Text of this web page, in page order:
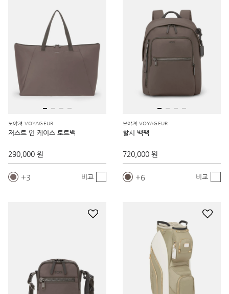
보야져 VOYAGEUR
저스트 인 케이스 토트백
290,000 원
3 비교
보야져 VOYAGEUR
할시 백팩
720,000 원
6 비교